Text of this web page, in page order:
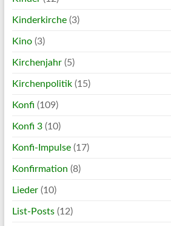
Kinderkirche(3)
Kino(3)
Kirchenjahr(5)
Kirchenpolitik(15)
Konfi (109)
Konfi 3(10)
Konfi-Impulse(17)
Konfirmation (8)
Lieder(10)
List-Posts(12)